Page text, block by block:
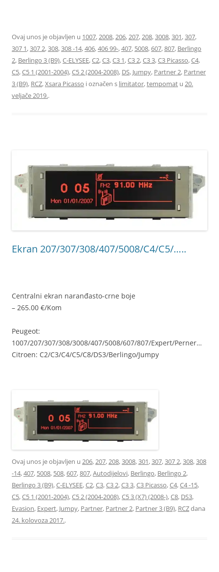
Ovaj unos je objavljen u 1007,2008,206,207,208,3008,301,307,
307 1,307 2,308,308 -14,406,406 99-,407, 5008,607,807, Berlingo
2, Berlingo 3 (B9),C-ELYSEE,C2,C3,C3 1,C3 2,C3 3,C3 Picasso,C4,
C5,C5 1 (2001-2004),C5 2 (2004-2008), DS, Jumpy, Partner 2, Partner
3 (B9), RCZ,Xsara Picasso i označen s limitator,tempomat u 20.
veljače 2019..
Ekran 207/307/308/407/5008/C4/C5/…..
Centralni ekran naranđasto-crne boje
– 265.00 €/Kom
Peugeot:
1007/207/307/308/3008/407/5008/607/807/Expert/Perner…
Citroen: C2/C3/C4/C5/C8/DS3/Berlingo/Jumpy
Ovaj unos je objavljen u 206,207,208,3008,301,307,307 2,308,308
-14,407, 5008, 508,607,807,Autodijelovi, Berlingo, Berlingo 2,
Berlingo 3 (B9),C-ELYSEE,C2,C3,C3 2,C3 3,C3 Picasso,C4,C4 -15,
C5,C5 1 (2001-2004),C5 2 (2004-2008),C5 3 (X7) (2008-),C8, DS3,
Evasion, Expert, Jumpy, Partner, Partner 2, Partner 3 (B9), RCZdana
24. kolovoza 2017..